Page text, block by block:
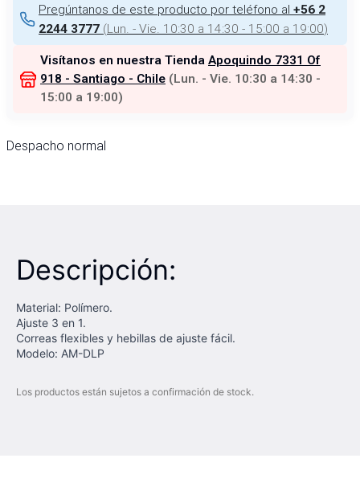
Pregúntanos de este producto por teléfono al +56 2
2244 3777 (Lun. - Vie. 10:30 a 14:30 - 15:00 a 19:00)
Visítanos en nuestra Tienda Apoquindo 7331 Of
918 - Santiago - Chile (Lun. - Vie. 10:30 a 14:30 -
15:00 a 19:00)
Despacho normal
Descripción:
Material: Polímero.
Ajuste 3 en 1.
Correas flexibles y hebillas de ajuste fácil.
Modelo: AM-DLP
Los productos están sujetos a confirmación de stock.